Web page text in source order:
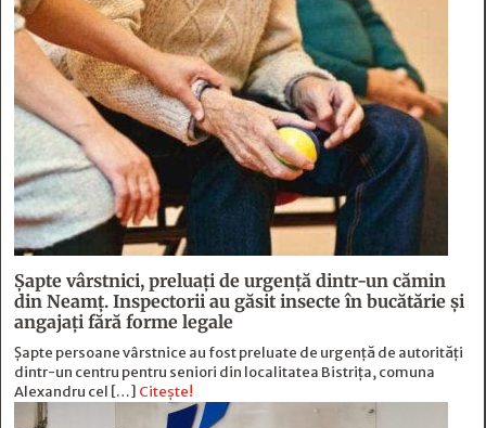
Șapte vârstnici, preluați de urgență dintr-un cămin
din Neamț. Inspectorii au găsit insecte în bucătărie și
angajați fără forme legale
Șapte persoane vârstnice au fost preluate de urgență de autorități
dintr-un centru pentru seniori din localitatea Bistrița, comuna
Alexandru cel […] Citește!